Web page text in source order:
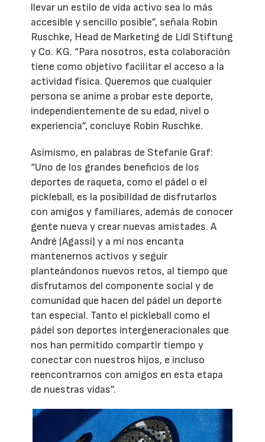
llevar un estilo de vida activo sea lo más
accesible y sencillo posible”, señala Robin
Ruschke, Head de Marketing de Lidl Stiftung
y Co. KG. “Para nosotros, esta colaboración
tiene como objetivo facilitar el acceso a la
actividad física. Queremos que cualquier
persona se anime a probar este deporte,
independientemente de su edad, nivel o
experiencia”, concluye Robin Ruschke.
Asimismo, en palabras de Stefanie Graf:
“Uno de los grandes beneficios de los
deportes de raqueta, como el pádel o el
pickleball, es la posibilidad de disfrutarlos
con amigos y familiares, además de conocer
gente nueva y crear nuevas amistades. A
André (Agassi) y a mí nos encanta
mantenernos activos y seguir
planteándonos nuevos retos, al tiempo que
disfrutamos del componente social y de
comunidad que hacen del pádel un deporte
tan especial. Tanto el pickleball como el
pádel son deportes intergeneracionales que
nos han permitido compartir tiempo y
conectar con nuestros hijos, e incluso
reencontrarnos con amigos en esta etapa
de nuestras vidas”.